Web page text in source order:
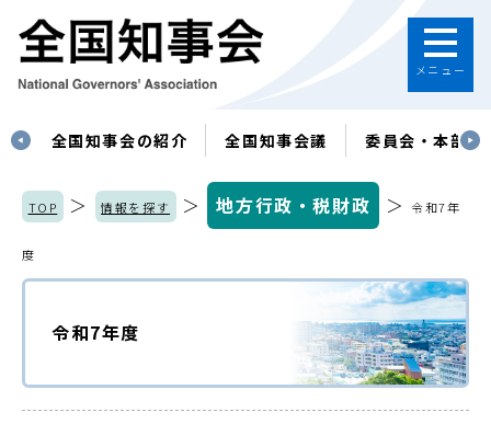
メニュー
全国知事会の紹介 全国知事会議 委員会・本部
TOP ＞ 情報を探す ＞ 地方行政・税財政 ＞令和7年
度
令和7年度